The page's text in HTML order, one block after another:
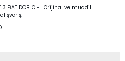
1.3 FİAT DOBLO - . Orijinal ve muadil